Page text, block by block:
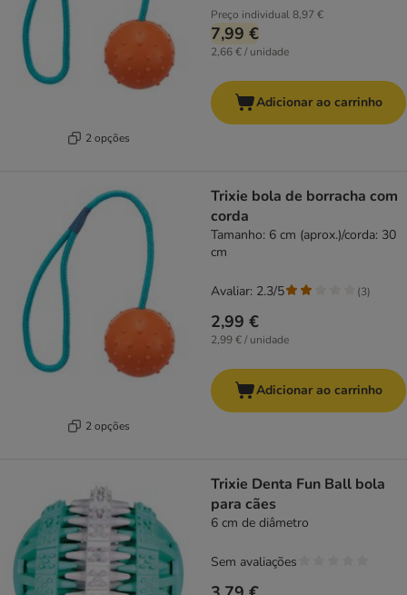
2 opções
Preço individual8,97 €
7,99 €
2,66 € / unidade
Adicionar ao carrinho
2 opções
Trixie bola de borracha com
corda
Tamanho: 6 cm (aprox.)/corda: 30
cm
2,99 €
2,99 € / unidade
Avaliar: 2.3/5 (3)
Adicionar ao carrinho
Trixie Denta Fun Ball bola
para cães
6 cm de diâmetro
Sem avaliações